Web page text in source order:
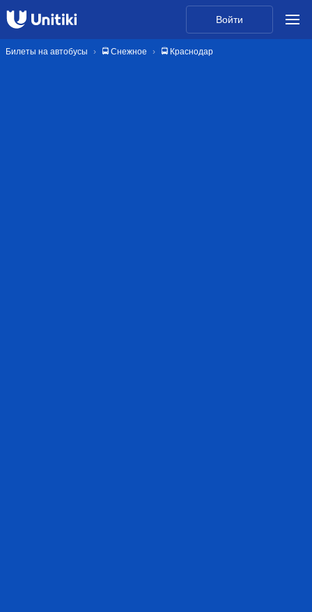
Войти
Билеты на автобусы 🚍 Снежное 🚍 Краснодар